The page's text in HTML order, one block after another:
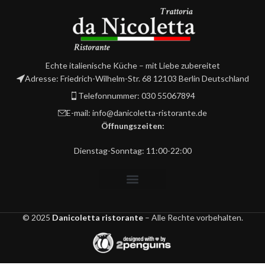
Echte italienische Küche – mit Liebe zubereitet
Adresse: Friedrich-Wilhelm-Str. 68 12103 Berlin Deutschland
Telefonnummer: 030 55067894
E-mail: info@danicoletta-ristorante.de
Öffnungszeiten:
Dienstag-Sonntag: 11:00-22:00
© 2025 Danicoletta ristorante– Alle Rechte vorbehalten.